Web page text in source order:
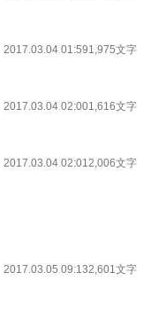
2017.03.04 01:591,975文字
2017.03.04 02:001,616文字
2017.03.04 02:012,006文字
2017.03.05 09:132,601文字